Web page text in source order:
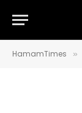
HamamTimes »